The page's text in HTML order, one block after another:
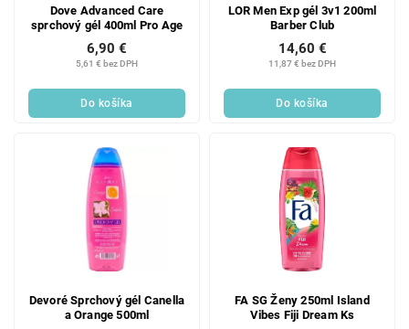
Dove Advanced Care
sprchový gél 400ml Pro Age
5,61 € bez DPH
6,90 €
Do košíka
LOR Men Exp gél 3v1 200ml
Barber Club
11,87 € bez DPH
14,60 €
Do košíka
Devoré Sprchový gél Canella
a Orange 500ml
FA SG Ženy 250ml Island
Vibes Fiji Dream Ks